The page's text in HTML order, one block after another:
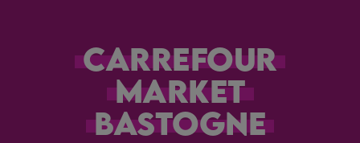
Carrefour
Market
Bastogne